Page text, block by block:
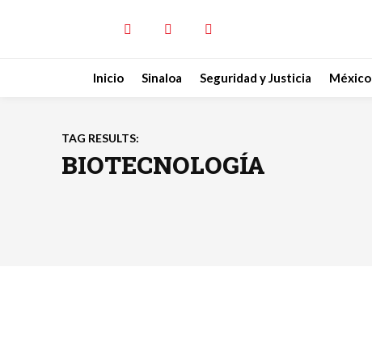
Inicio Sinaloa Seguridad y Justicia México
TAG RESULTS:
BIOTECNOLOGÍA